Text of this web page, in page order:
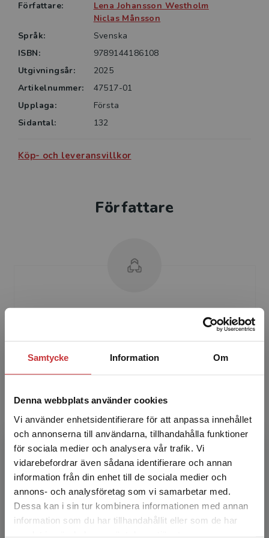
Samtycke Information Om
Denna webbplats använder cookies
Vi använder enhetsidentifierare för att anpassa innehållet
och annonserna till användarna, tillhandahålla funktioner
för sociala medier och analysera vår trafik. Vi
vidarebefordrar även sådana identifierare och annan
information från din enhet till de sociala medier och
annons- och analysföretag som vi samarbetar med.
Dessa kan i sin tur kombinera informationen med annan
information som du har tillhandahållit eller som de har
Begränsad fraktregion
Det verkar som att du besöker
personer, lärosätet och samhället i stort.
Författare:
Lena Johansson Westholm
Niclas Månsson
Språk:
Svenska
ISBN:
9789144186108
Utgivningsår:
2025
Artikelnummer:
47517-01
Upplaga:
Första
Sidantal:
132
Köp- och leveransvillkor
Författare
Lena Johansson Westholm
Lena Johansson Westholm är lektor och
docent i miljöteknik vid Akademin för ekonomi,
Niclas Månsson
Niclas Månsson är professor i allmän pedagogik